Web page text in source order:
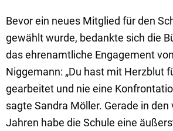
Bevor ein neues Mitglied für den
gewählt wurde, bedankte sich die
das ehrenamtliche Engagement
Niggemann: „Du hast mit Herzblut
gearbeitet und nie eine
sagte Sandra Möller. Gerade in den
Jahren habe die Schule eine